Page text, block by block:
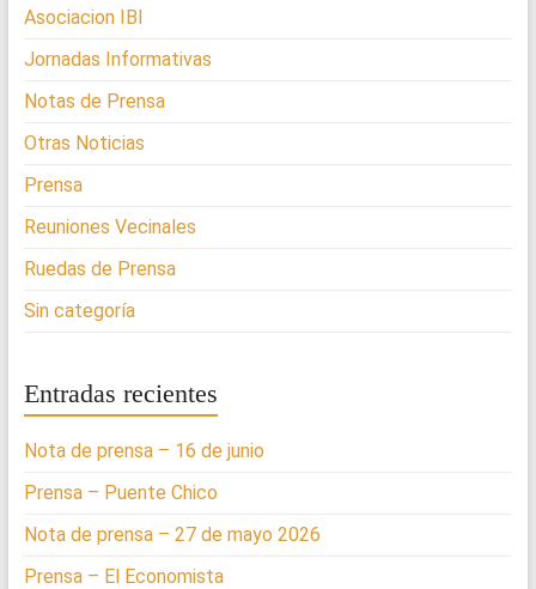
Asociacion IBI
Jornadas Informativas
Notas de Prensa
Otras Noticias
Prensa
Reuniones Vecinales
Ruedas de Prensa
Sin categoría
Entradas recientes
Nota de prensa – 16 de junio
Prensa – Puente Chico
Nota de prensa – 27 de mayo 2026
Prensa – El Economista